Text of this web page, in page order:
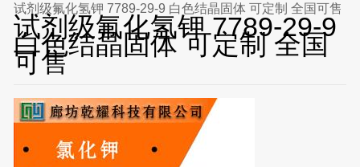
试剂级氟化氢钾 7789-29-9 白色结晶固体 可定制 全国可售
试剂级氟化氢钾 7789-29-9
白色结晶固体 可定制 全国
可售